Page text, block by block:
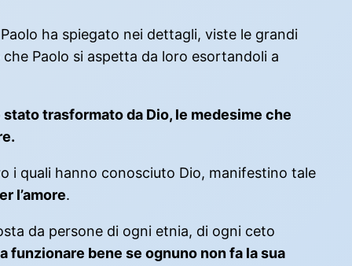
ha spiegato nei dettagli, viste le grandi
Paolo si aspetta da loro esortandoli a
trasformato da Dio, le medesime che
i quali hanno conosciuto Dio, manifestino tale
l’amore.
da persone di ogni etnia, di ogni ceto
funzionare bene se ognuno non fa la sua